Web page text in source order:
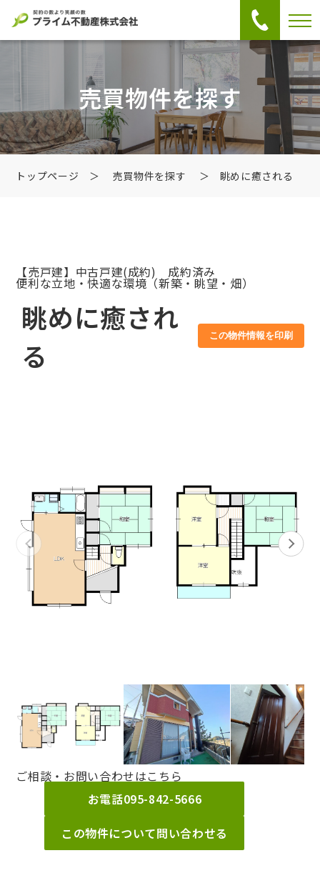
売買物件を探す
トップページ ＞ 売買物件を探す ＞ 眺めに癒される
【売戸建】中古戸建(成約) 成約済み
便利な立地・快適な環境（新築・眺望・畑）
眺めに癒され
る
この物件情報を印刷
ご相談・お問い合わせはこちら
お電話095-842-5666
この物件について問い合わせる